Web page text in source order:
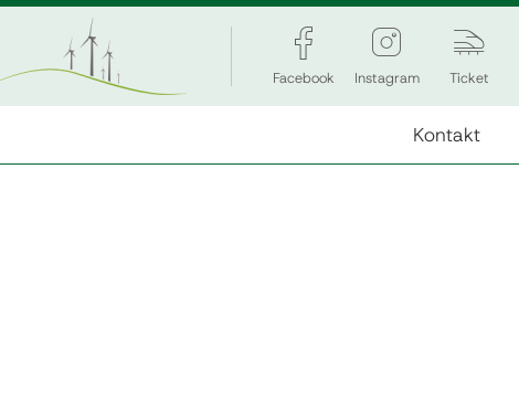
Facebook Instagram Ticket
Kontakt